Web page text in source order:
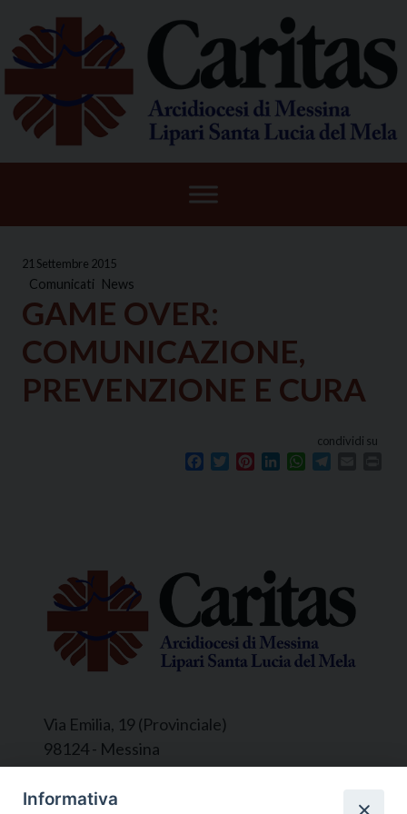
content
21 Settembre 2015
Comunicati News
GAME OVER:
COMUNICAZIONE,
PREVENZIONE E CURA
condividi su
Facebook
TwitterPinterestLinkedInWhatsApp
Via Emilia, 19 (Provinciale)
98124 - Messina
Segreteria e Amministrazione:
Informativa